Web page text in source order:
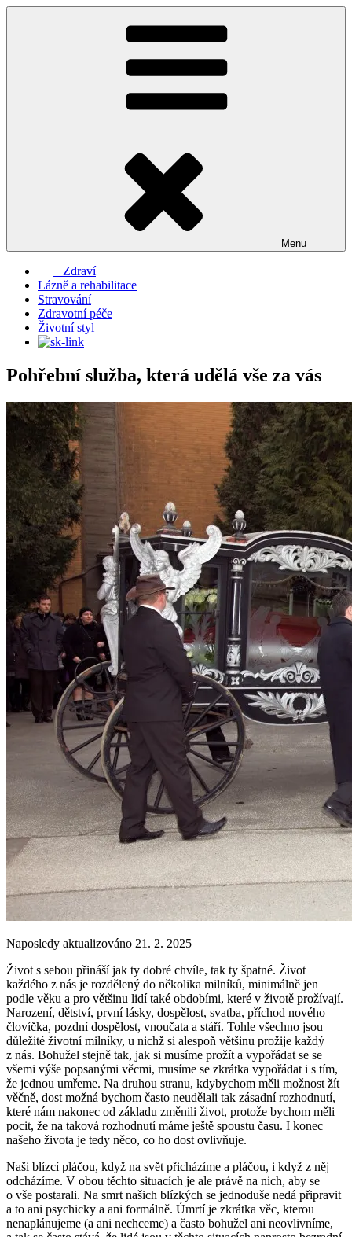
Přejít
Menu
Zdraví
Lázně a rehabilitace
Stravování
Zdravotní péče
Životní styl
Pohřební služba, která udělá vše za vás
Naposledy aktualizováno 21. 2. 2025
Život s sebou přináší jak ty dobré chvíle, tak ty špatné. Život
každého z nás je rozdělený do několika milníků, minimálně jen
podle věku a pro většinu lidí také obdobími, které v životě prožívají.
Narození, dětství, první lásky, dospělost, svatba, příchod nového
človíčka, pozdní dospělost, vnoučata a stáří. Tohle všechno jsou
důležité životní milníky, u nichž si alespoň většinu prožije každý
z nás. Bohužel stejně tak, jak si musíme prožít a vypořádat se se
všemi výše popsanými věcmi, musíme se zkrátka vypořádat i s tím,
že jednou umřeme. Na druhou stranu, kdybychom měli možnost žít
věčně, dost možná bychom často neudělali tak zásadní rozhodnutí,
které nám nakonec od základu změnili život, protože bychom měli
pocit, že na taková rozhodnutí máme ještě spoustu času. I konec
našeho života je tedy něco, co ho dost ovlivňuje.
Naši blízcí pláčou, když na svět přicházíme a pláčou, i když z něj
odcházíme. V obou těchto situacích je ale právě na nich, aby se
o vše postarali. Na smrt našich blízkých se jednoduše nedá připravit
a to ani psychicky a ani formálně. Úmrtí je zkrátka věc, kterou
nenaplánujeme (a ani nechceme) a často bohužel ani neovlivníme,